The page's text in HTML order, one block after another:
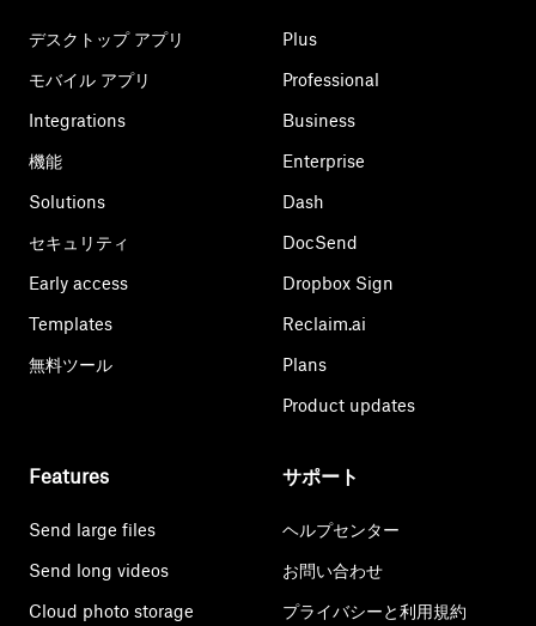
デスクトップ アプリ
モバイル アプリ
Integrations
機能
Solutions
セキュリティ
Early access
Templates
無料ツール
Plus
Professional
Business
Enterprise
Dash
DocSend
Dropbox Sign
Reclaim.ai
Plans
Product updates
Features
Send large files
Send long videos
Cloud photo storage
サポート
ヘルプセンター
お問い合わせ
プライバシーと利用規約